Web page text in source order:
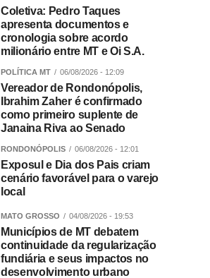
Coletiva: Pedro Taques
apresenta documentos e
cronologia sobre acordo
milionário entre MT e Oi S.A.
POLÍTICA MT 06/08/2026 - 12:09
Vereador de Rondonópolis,
Ibrahim Zaher é confirmado
como primeiro suplente de
Janaina Riva ao Senado
RONDONÓPOLIS 06/08/2026 - 12:01
Exposul e Dia dos Pais criam
cenário favorável para o varejo
local
MATO GROSSO 04/08/2026 - 19:53
Municípios de MT debatem
continuidade da regularização
fundiária e seus impactos no
desenvolvimento urbano